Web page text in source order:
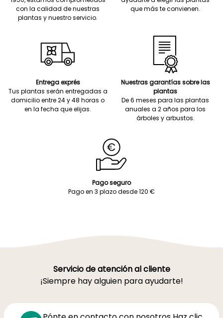
con la calidad de nuestras
plantas y nuestro servicio.
que más te convienen.
Entrega exprés
Tus plantas serán entregadas a
domicilio entre 24 y 48 horas o
en la fecha que elijas.
Nuestras garantías sobre las
plantas
De 6 meses para las plantas
anuales a 2 años para los
árboles y arbustos.
Pago seguro
Pago en 3 plazo desde 120 €
Servicio de atención al cliente
¡Siempre hay alguien para ayudarte!